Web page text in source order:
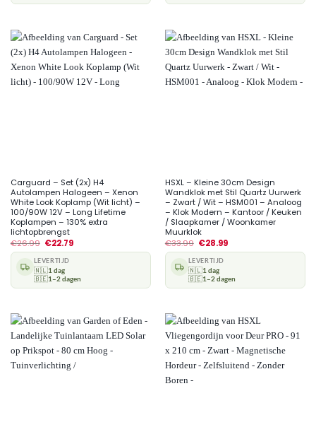
Carguard – Set (2x) H4
Autolampen Halogeen – Xenon
White Look Koplamp (Wit licht) –
100/90W 12V – Long Lifetime
Koplampen – 130% extra
lichtopbrengst
€26.99 €22.79
LEVERTIJD
🇳🇱1 dag
🇧🇪1–2 dagen
HSXL – Kleine 30cm Design
Wandklok met Stil Quartz Uurwerk
– Zwart / Wit – HSM001 – Analoog
– Klok Modern – Kantoor / Keuken
/ Slaapkamer / Woonkamer
Muurklok
€33.99 €28.99
LEVERTIJD
🇳🇱1 dag
🇧🇪1–2 dagen